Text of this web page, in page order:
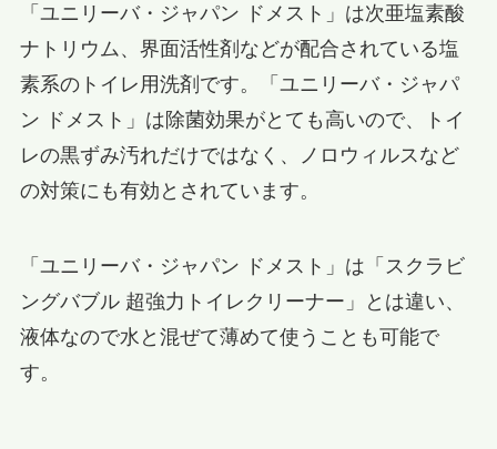
「ユニリーバ・ジャパン ドメスト」は次亜塩素酸
ナトリウム、界面活性剤などが配合されている塩
素系のトイレ用洗剤です。「ユニリーバ・ジャパ
ン ドメスト」は除菌効果がとても高いので、トイ
レの黒ずみ汚れだけではなく、ノロウィルスなど
の対策にも有効とされています。
「ユニリーバ・ジャパン ドメスト」は「スクラビ
ングバブル 超強力トイレクリーナー」とは違い、
液体なので水と混ぜて薄めて使うことも可能で
す。